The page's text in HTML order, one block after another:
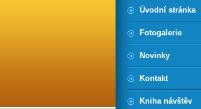
Úvodní stránka
Fotogalerie
Novinky
Kontakt
Kniha návštěv